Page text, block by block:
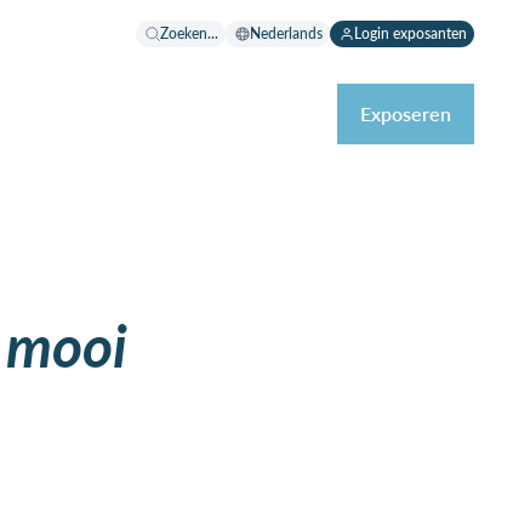
Zoeken... Nederlands Login exposanten
Exposeren